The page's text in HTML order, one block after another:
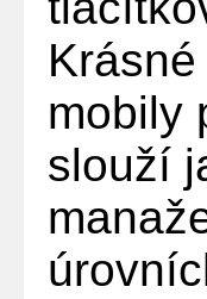
mobily
slouží